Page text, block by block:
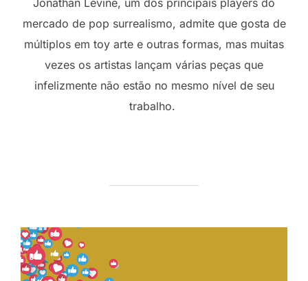
Jonathan Levine, um dos principais players do
mercado de pop surrealismo, admite que gosta de
múltiplos em toy arte e outras formas, mas muitas
vezes os artistas lançam várias peças que
infelizmente não estão no mesmo nível de seu
trabalho.